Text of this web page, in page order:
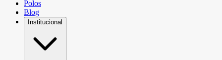
Polos
Blog
Institucional